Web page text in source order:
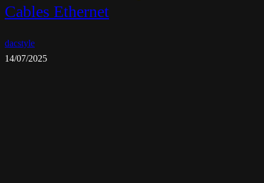
Cables Ethernet
dacstyle
14/07/2025